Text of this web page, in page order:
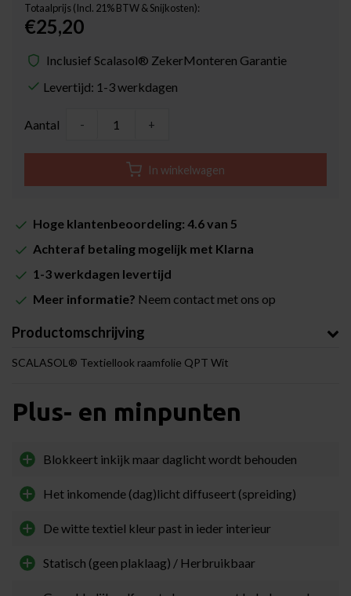
Totaalprijs (Incl. 21% BTW & Snijkosten):
€25,20
Inclusief Scalasol® ZekerMonteren Garantie
Levertijd: 1-3 werkdagen
Aantal - +
In winkelwagen
Hoge klantenbeoordeling: 4.6 van 5
Achteraf betaling mogelijk met Klarna
1-3 werkdagen levertijd
Meer informatie? Neem contact met ons op
Productomschrijving
SCALASOL® Textiellook raamfolie QPT Wit
Plus- en minpunten
Blokkeert inkijk maar daglicht wordt behouden
Het inkomende (dag)licht diffuseert (spreiding)
De witte textiel kleur past in ieder interieur
Statisch (geen plaklaag) / Herbruikbaar